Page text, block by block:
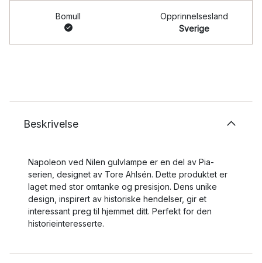
Bomull
Opprinnelsesland
Sverige
Beskrivelse
Napoleon ved Nilen gulvlampe er en del av Pia-
serien, designet av Tore Ahlsén. Dette produktet er
laget med stor omtanke og presisjon. Dens unike
design, inspirert av historiske hendelser, gir et
interessant preg til hjemmet ditt. Perfekt for den
historieinteresserte.